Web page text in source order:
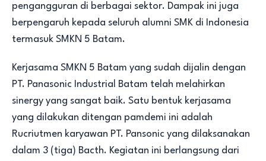
pengangguran di berbagai sektor. Dampak ini juga
berpengaruh kepada seluruh alumni SMK di Indonesia
termasuk SMKN 5 Batam.
Kerjasama SMKN 5 Batam yang sudah dijalin dengan
PT. Panasonic Industrial Batam telah melahirkan
sinergy yang sangat baik. Satu bentuk kerjasama
yang dilakukan ditengan pamdemi ini adalah
Rucriutmen karyawan PT. Pansonic yang dilaksanakan
dalam 3 (tiga) Bacth. Kegiatan ini berlangsung dari